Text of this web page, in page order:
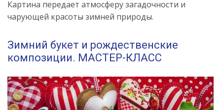
Картина передает атмосферу загадочности и
чарующей красоты зимней природы.
Зимний букет и рождественские
композиции. МАСТЕР-КЛАСС